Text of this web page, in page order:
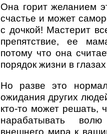
Она горит желанием
счастье и может
с дочкой! Мастерит
препятствие, ее
потому что она
порядок жизни в
Но разве это
ожидания других
кто-то может решать,
нарабатывать
внешнего мира к